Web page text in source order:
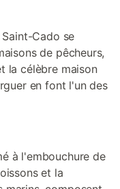
Cado se
de pêcheurs,
la célèbre maison
en font l'un des
à l'embouchure de
et la